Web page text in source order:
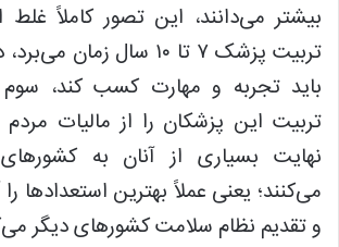
بیشتر می‌دانند، این تصور کاملاً
تربیت پزشک ۷ تا ۱۰ سال
باید تجربه و مهارت کسب کند، سوم
تربیت این پزشکان را از مالیات
نهایت بسیاری از آنان به
می‌کنند؛ یعنی عملاً بهترین استعدادها
و تقدیم نظام سلامت کشورهای دیگر